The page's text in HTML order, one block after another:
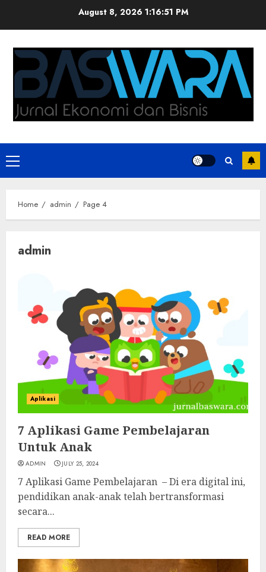
August 8, 2026 1:16:52 PM
Primary
Menu
Home admin Page 4
admin
Aplikasi
7 Aplikasi Game Pembelajaran
Untuk Anak
ADMIN JULY 25, 2024
7 Aplikasi Game Pembelajaran – Di era digital ini,
pendidikan anak-anak telah bertransformasi
secara...
READ MORE